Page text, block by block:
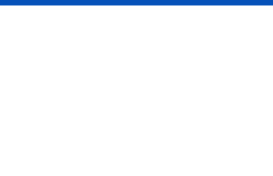
试验箱有多种类型，例如：臭氧老化试验箱，用